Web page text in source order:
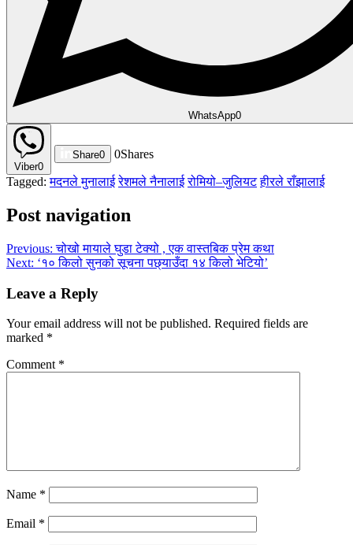
WhatsApp0
Viber0
Share0 0Shares
Tagged:मदनले मुनालाई रेशमले नैनालाई रोमियो–जुलियट हीरले राँझालाई
Post navigation
Previous: चोखो मायाले घुडा टेक्यो , एक वास्तबिक प्रेम कथा
Next: ‘१० किलो सुनको सूचना पछ्याउँदा १४ किलो भेटियो’
Leave a Reply
Your email address will not be published. Required fields are
marked *
Comment *
Name *
Email *